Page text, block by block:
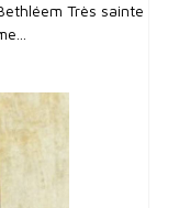
Très sainte